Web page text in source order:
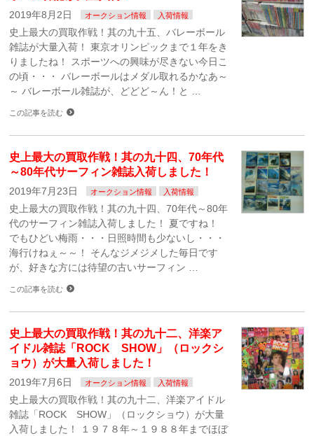
2019年8月2日 オークション情報 入荷情報
史上最大の買取作戦！其の九十五、バレーボール
雑誌が大量入荷！ 東京オリンピックまで１年をき
りましたね！ スポーツへの興味が尽きない今日こ
の頃・・・ バレーボールはメダル取れるかなあ～
～ バレーボール雑誌が、どどど～ん！と …
この記事を読む
史上最大の買取作戦！其の九十四、70年代
～80年代サーフィン雑誌入荷しました！
2019年7月23日 オークション情報 入荷情報
史上最大の買取作戦！其の九十四、70年代～80年
代のサーフィン雑誌入荷しました！ 夏ですね！
でもひどい梅雨・・・日照時間も少ないし・・・
海行けねぇ～～！ そんなジメジメした毎日です
が、好きな方には待望の古いサーフィン …
この記事を読む
史上最大の買取作戦！其の九十二、洋楽ア
イドル雑誌「ROCK SHOW」（ロックシ
ョウ）が大量入荷しました！
2019年7月6日 オークション情報 入荷情報
史上最大の買取作戦！其の九十二、洋楽アイドル
雑誌「ROCK SHOW」（ロックショウ）が大量
入荷しました！ １９７８年～１９８８年までほぼ